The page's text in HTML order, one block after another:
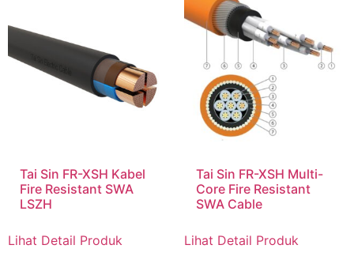
Tai Sin FR-XSH Kabel
Fire Resistant SWA
LSZH
Lihat Detail Produk
Tai Sin FR-XSH Multi-
Core Fire Resistant
SWA Cable
Lihat Detail Produk